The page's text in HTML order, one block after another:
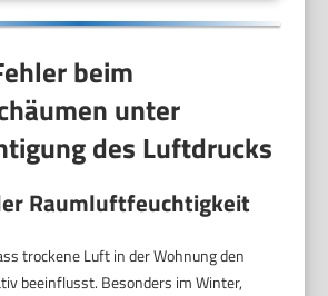
beim
unter
des Luftdrucks
Raumluftfeuchtigkeit
trockene Luft in der Wohnung den
beeinflusst. Besonders im Winter,